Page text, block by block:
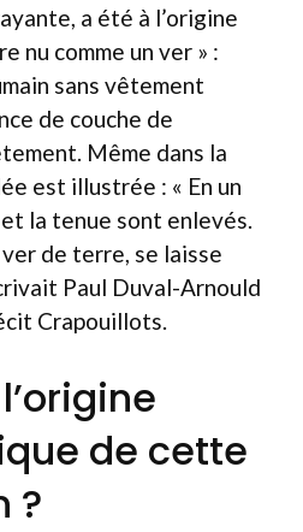
a été à l’origine
nu comme un ver » :
sans vêtement
de couche de
Même dans la
est illustrée : « En un
la tenue sont enlevés.
ver de terre, se laisse
Paul Duval-Arnould
Crapouillots.
de cette
?